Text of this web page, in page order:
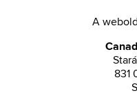
A
831